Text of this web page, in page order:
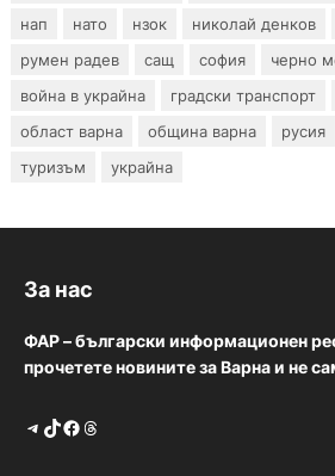
нап
нато нзок николай денков
румен радев
сащ софия черно
война в украйна
градски транспорт
област варна
община варна русия
туризъм
украйна
За нас
ФАР – български информационен
прочетете новините за Варна и не
Telegram TikTok Facebook Threads